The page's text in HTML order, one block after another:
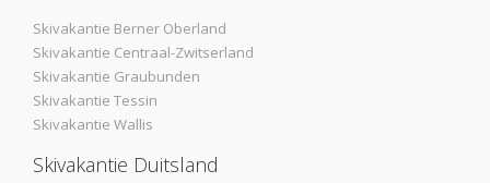
Skivakantie Berner Oberland
Skivakantie Centraal-Zwitserland
Skivakantie Graubunden
Skivakantie Tessin
Skivakantie Wallis
Skivakantie Duitsland